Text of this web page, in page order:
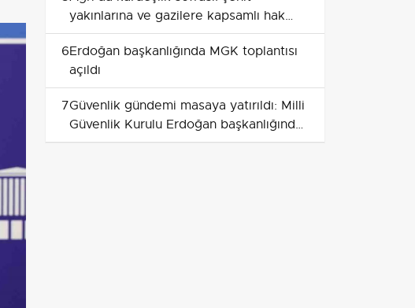
yakınlarına ve gazilere kapsamlı hak
düzenlemesi
6Erdoğan başkanlığında MGK toplantısı
açıldı
7Güvenlik gündemi masaya yatırıldı: Milli
Güvenlik Kurulu Erdoğan başkanlığında
toplandı